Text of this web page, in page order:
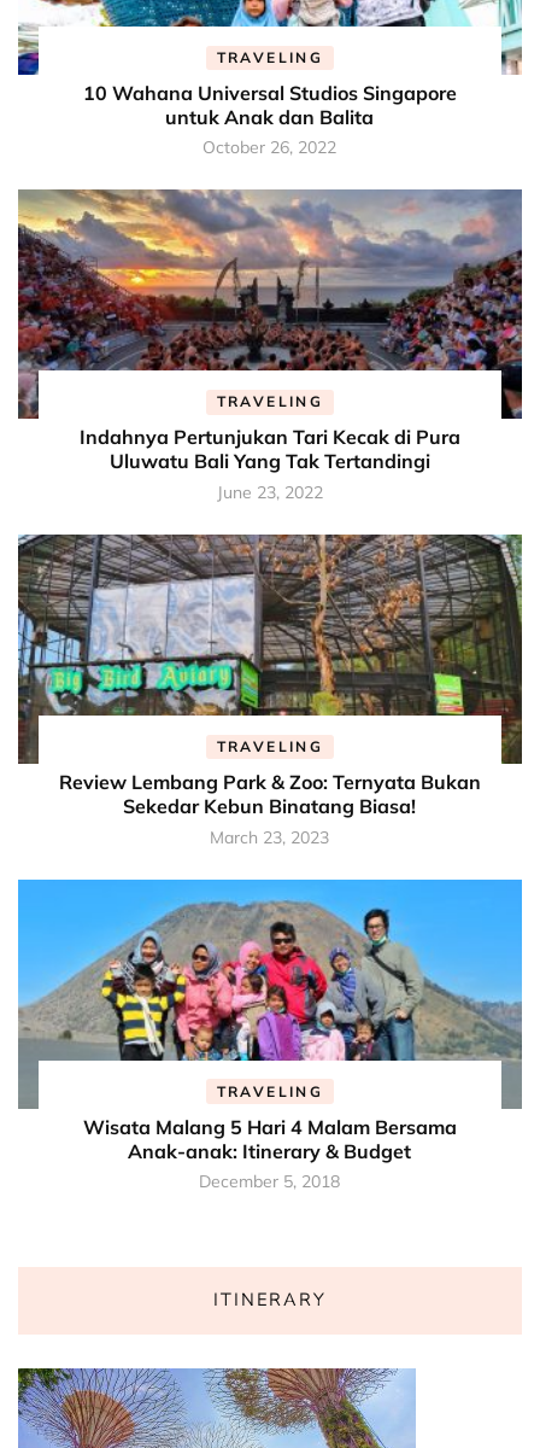
TRAVELING
10 Wahana Universal Studios Singapore
untuk Anak dan Balita
October 26, 2022
TRAVELING
Indahnya Pertunjukan Tari Kecak di Pura
Uluwatu Bali Yang Tak Tertandingi
June 23, 2022
TRAVELING
Review Lembang Park & Zoo: Ternyata Bukan
Sekedar Kebun Binatang Biasa!
March 23, 2023
TRAVELING
Wisata Malang 5 Hari 4 Malam Bersama
Anak-anak: Itinerary & Budget
December 5, 2018
ITINERARY